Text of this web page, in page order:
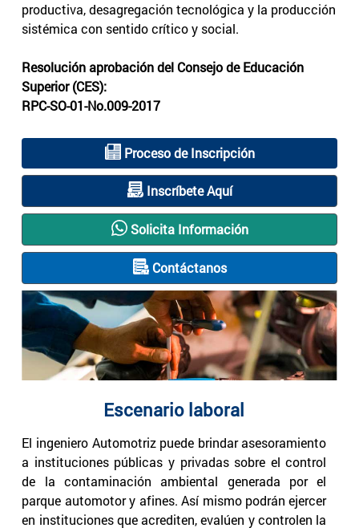
productiva, desagregación tecnológica y la producción
sistémica con sentido crítico y social.
Resolución aprobación del Consejo de Educación
Superior (CES):
RPC-SO-01-No.009-2017
Proceso de Inscripción
Inscríbete Aquí
Solicita Información
Contáctanos
Escenario laboral
El ingeniero Automotriz puede brindar asesoramiento
a instituciones públicas y privadas sobre el control
de la contaminación ambiental generada por el
parque automotor y afines. Así mismo podrán ejercer
en instituciones que acrediten, evalúen y controlen la